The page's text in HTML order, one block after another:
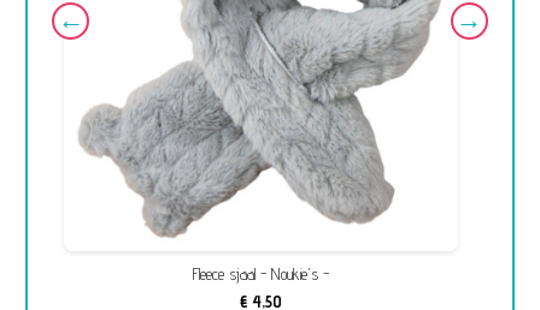
Fleece sjaal - Noukie's -
€ 4,50